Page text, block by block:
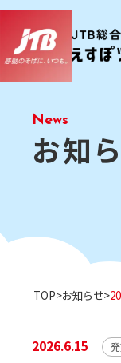
お知
TOP お知らせ
2026.6.15